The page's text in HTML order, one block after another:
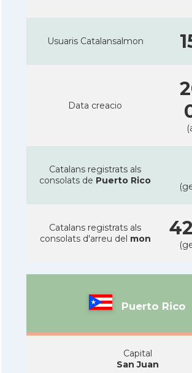
Usuaris Catalansalmon
Data creacio
Catalans registrats als
consolats de Puerto Rico
Catalans registrats als
consolats d'arreu del mon
Puerto Rico
Capital
San Juan